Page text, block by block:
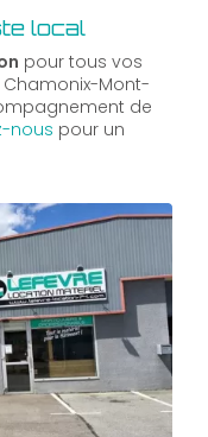
local
pour tous vos
Mont-
de
nous pour un